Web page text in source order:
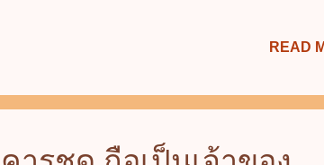
.พ. ขึ้นตรงต่อเลขาธิการ ก.พ. ข. สำนักงาน ก.พ. ขึ้
ถูกต้อง ก. ประกอบด้วยกรรมการ 7 คน ข. กรรมกา
การคัดเลือกกรรมการ ก.พ.ค. ข้อใดไม่ถูกต้อง ก.
READ